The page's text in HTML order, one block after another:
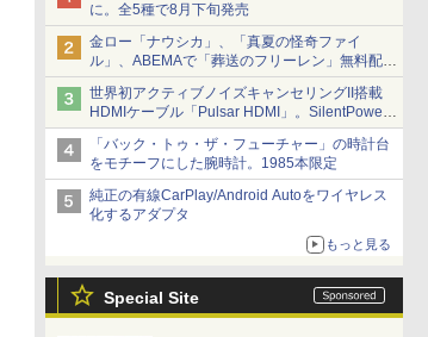
に。全5種で8月下旬発売
金ロー「ナウシカ」、「真夏の怪奇ファイ
ル」、ABEMAで「葬送のフリーレン」無料配信
など。夏の特番・配信情報
世界初アクティブノイズキャンセリングII搭載
HDMIケーブル「Pulsar HDMI」。SilentPower
から
「バック・トゥ・ザ・フューチャー」の時計台
をモチーフにした腕時計。1985本限定
純正の有線CarPlay/Android Autoをワイヤレス
化するアダプタ
もっと見る
Special Site